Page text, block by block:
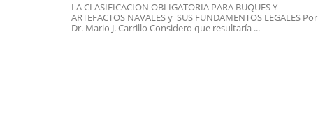
LA CLASIFICACION OBLIGATORIA PARA BUQUES Y
ARTEFACTOS NAVALES y SUS FUNDAMENTOS LEGALES Por
Dr. Mario J. Carrillo Considero que resultaría ...